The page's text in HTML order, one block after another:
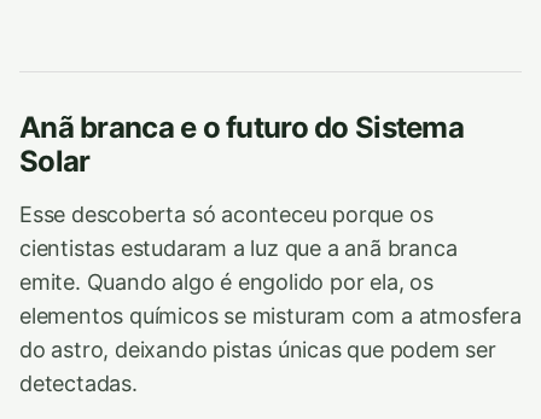
Anã branca e o futuro do Sistema
Solar
Esse descoberta só aconteceu porque os
cientistas estudaram a luz que a anã branca
emite. Quando algo é engolido por ela, os
elementos químicos se misturam com a atmosfera
do astro, deixando pistas únicas que podem ser
detectadas.